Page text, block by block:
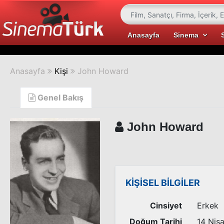
Anasayfa Sinema
Anasayfa Kişi John Howard
Genel Bakış
John Howard
KİŞİSEL BİLGİLER
Cinsiyet
Erkek
Doğum Tarihi
14